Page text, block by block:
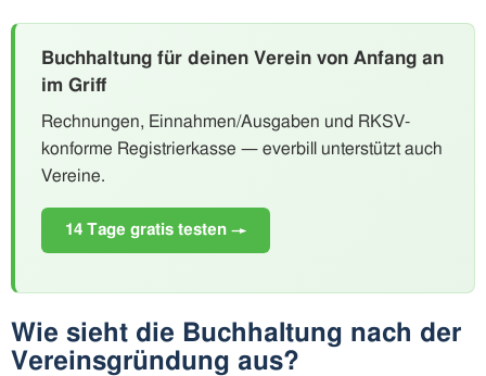
Buchhaltung für deinen Verein von Anfang an
im Griff
Rechnungen, Einnahmen/Ausgaben und RKSV-
konforme Registrierkasse — everbill unterstützt auch
Vereine.
14 Tage gratis testen →
Wie sieht die Buchhaltung nach der
Vereinsgründung aus?